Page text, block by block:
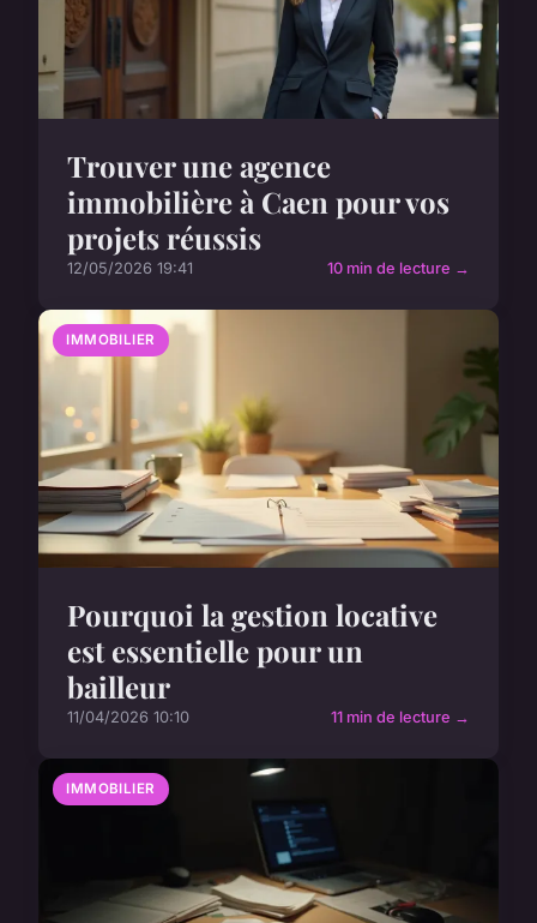
Trouver une agence
immobilière à Caen pour vos
projets réussis
12/05/2026 19:41 10 min de lecture →
IMMOBILIER
Pourquoi la gestion locative
est essentielle pour un
bailleur
11/04/2026 10:10 11 min de lecture →
IMMOBILIER